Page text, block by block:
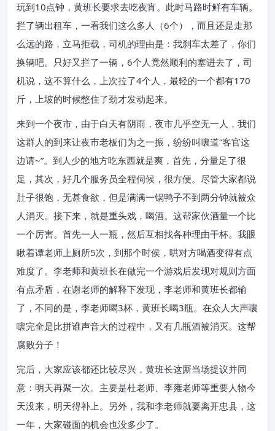
玩到10点钟，黄班长要求去吃夜宵。此时马路时鲜有车辆。
拦了辆出租车，一看我们这么多人（6个），而且还是走那
么远的路，立马拒载，司机的理由是：我刹车太差了，你们
换辆吧。只好又拦了一辆，6个人竟然顺利的塞进去了，司
机说，这不算什么，上次拉了4个人，最轻的一个都有170
斤，上坡的时候憋住了劲才发动起来。
来到一个夜市，由于白天有阴雨，夜市几乎空无一人，我们
这群人的到来让夜市老板们为之一振，纷纷叫嚷道“客官这
边请~”。到人少的地方吃东西就是爽，首先，分量足了很
足，其次，好几个服务员全程伺候，很方便。尽管大家都说
肚子很饱，无甚食欲，但是满满一锅鸭子不到两分钟就被众
人消灭。接下来，就是重头戏，喝酒。这帮家伙酒量一个比
一个厉害。首先一人一瓶，然后互相找各种理由干杯。我眼
瞅着谭老师上厕所5次，到那个时侯，哄对方喝酒变得有点
难度了。李老师和黄班长在做完一个游戏后发现对规则方面
有点矛盾，在谢老师的解释下发现，李老师和黄班长都输
了，不同的是，李老师喝3杯，黄班长喝3瓶。在众人大声嚷
嚷完全是比拼谁声音大的过程中，又有几瓶酒被消灭。这帮
腐败分子！
完后，大家应该都还比较尽兴，黄班长这厮当场提议并同
意：明天再聚一次。主要是杜老师、李雍老师等重要人物今
天没来，明天得补上。另外，我和李老师就要离开忠县，这
一年，大家碰面的机会也没多少了。